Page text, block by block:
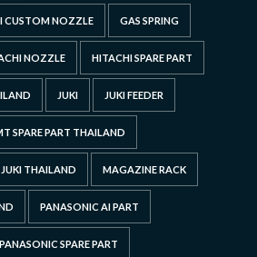
CUSTOM NOZZLE GAS SPRING
NOZZLE HITACHI SPARE PART
JUKI JUKI FEEDER
SPARE PART THAILAND
JUKI THAILAND MAGAZINE RACK
PANASONIC AI PART
PANASONIC SPARE PART